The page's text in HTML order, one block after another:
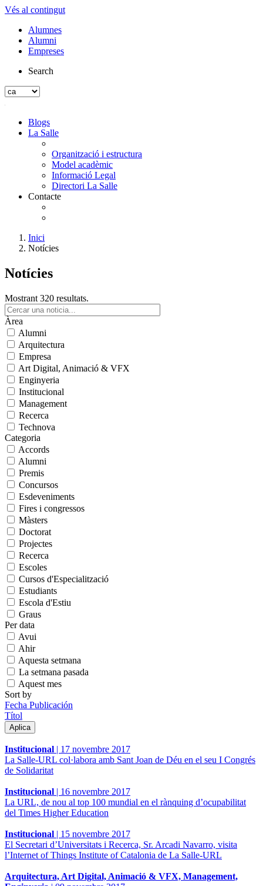
Vés al contingut
Alumnes
Alumni
Empreses
Search
Blogs
La Salle
Organització i estructura
Model acadèmic
Informació Legal
Directori La Salle
Contacte
Inici
Notícies
Notícies
Mostrant 320 resultats.
Àrea
Alumni
Arquitectura
Empresa
Art Digital, Animació & VFX
Enginyeria
Institucional
Management
Recerca
Technova
Categoria
Accords
Alumni
Premis
Concursos
Esdeveniments
Fires i congressos
Màsters
Doctorat
Projectes
Recerca
Escoles
Cursos d'Especialització
Estudiants
Escola d'Estiu
Graus
Per data
Avui
Ahir
Aquesta setmana
La setmana pasada
Aquest mes
Sort by
Fecha Publicación
Títol
Institucional | 17 novembre 2017
La Salle-URL col·labora amb Sant Joan de Déu en el seu I Congrés
de Solidaritat
Institucional | 16 novembre 2017
La URL, de nou al top 100 mundial en el rànquing d’ocupabilitat
del Times Higher Education
Institucional | 15 novembre 2017
El Secretari d’Universitats i Recerca, Sr. Arcadi Navarro, visita
l’Internet of Things Institute of Catalonia de La Salle-URL
Arquitectura, Art Digital, Animació & VFX, Management,